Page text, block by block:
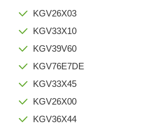
KGV26X03
KGV33X10
KGV39V60
KGV76E7DE
KGV33X45
KGV26X00
KGV36X44